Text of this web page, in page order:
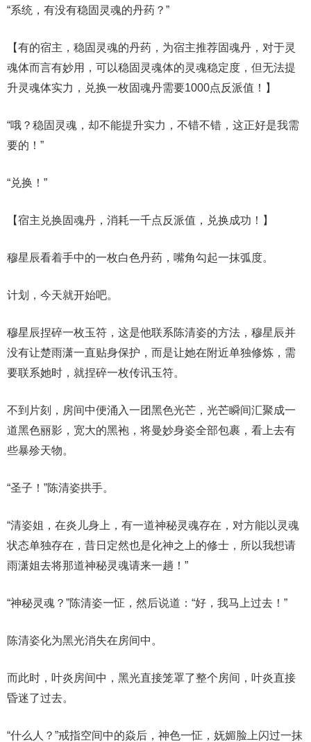
“系统，有没有稳固灵魂的丹药？”
【有的宿主，稳固灵魂的丹药，为宿主推荐固魂丹，对于灵
魂体而言有妙用，可以稳固灵魂体的灵魂稳定度，但无法提
升灵魂体实力，兑换一枚固魂丹需要1000点反派值！】
“哦？稳固灵魂，却不能提升实力，不错不错，这正好是我需
要的！”
“兑换！”
【宿主兑换固魂丹，消耗一千点反派值，兑换成功！】
穆星辰看着手中的一枚白色丹药，嘴角勾起一抹弧度。
计划，今天就开始吧。
穆星辰捏碎一枚玉符，这是他联系陈清姿的方法，穆星辰并
没有让楚雨潇一直贴身保护，而是让她在附近单独修炼，需
要联系她时，就捏碎一枚传讯玉符。
不到片刻，房间中便涌入一团黑色光芒，光芒瞬间汇聚成一
道黑色丽影，宽大的黑袍，将曼妙身姿全部包裹，看上去有
些暴殄天物。
“圣子！”陈清姿拱手。
“清姿姐，在炎儿身上，有一道神秘灵魂存在，对方能以灵魂
状态单独存在，昔日定然也是化神之上的修士，所以我想请
雨潇姐去将那道神秘灵魂请来一趟！”
“神秘灵魂？”陈清姿一怔，然后说道：“好，我马上过去！”
陈清姿化为黑光消失在房间中。
而此时，叶炎房间中，黑光直接笼罩了整个房间，叶炎直接
昏迷了过去。
“什么人？”戒指空间中的焱后，神色一怔，妩媚脸上闪过一抹